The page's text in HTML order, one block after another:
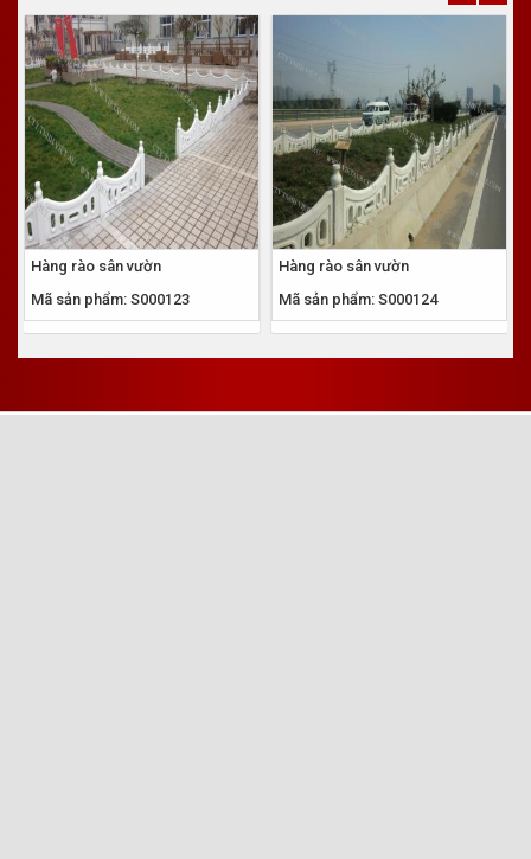
Hàng rào sân vườn
Mã sản phẩm: S000123
Hàng rào sân vườn
Mã sản phẩm: S000124